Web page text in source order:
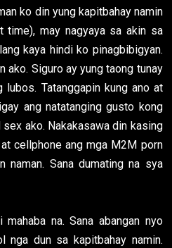
ko din yung kapitbahay namin
time), may nagyaya sa akin sa
kaya hindi ko pinagbibigyan.
ako. Siguro ay yung taong tunay
lubos. Tatanggapin kung ano at
ang natatanging gusto kong
ako. Nakakasawa din kasing
cellphone ang mga M2M porn
naman. Sana dumating na sya
na. Sana abangan nyo
nga dun sa kapitbahay namin.